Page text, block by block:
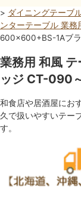
> ダイニングテーブ
ンターテーブル 業務
600×600+BS-1Aブ
業務用 和風
ッジ CT-090
和食店や居酒屋にお
久で扱いやすいテー
す。